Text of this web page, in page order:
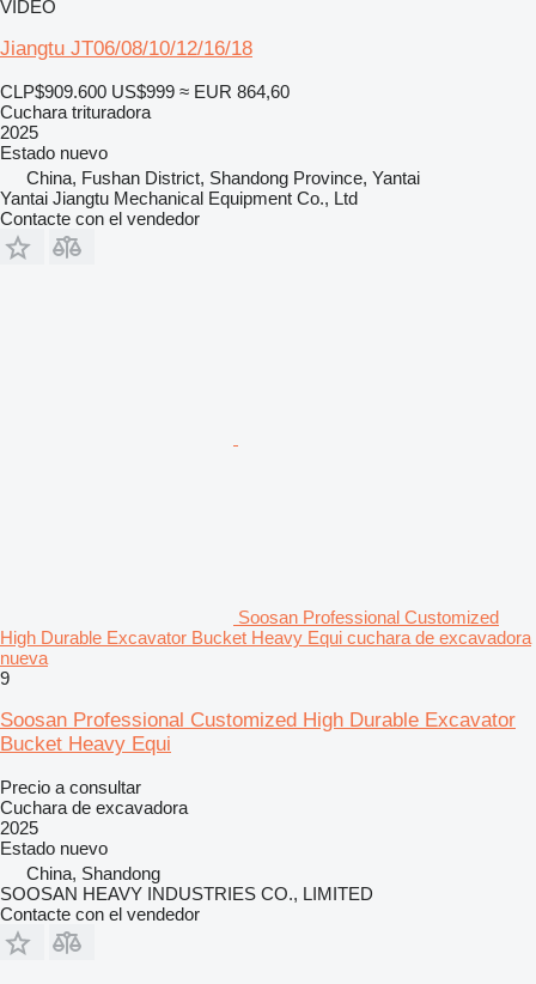
VÍDEO
Jiangtu JT06/08/10/12/16/18
CLP$909.600 US$999 ≈ EUR 864,60
Cuchara trituradora
2025
Estado nuevo
China, Fushan District, Shandong Province, Yantai
Yantai Jiangtu Mechanical Equipment Co., Ltd
Contacte con el vendedor
Soosan Professional Customized
High Durable Excavator Bucket Heavy Equi cuchara de excavadora
nueva
9
Soosan Professional Customized High Durable Excavator
Bucket Heavy Equi
Precio a consultar
Cuchara de excavadora
2025
Estado nuevo
China, Shandong
SOOSAN HEAVY INDUSTRIES CO., LIMITED
Contacte con el vendedor